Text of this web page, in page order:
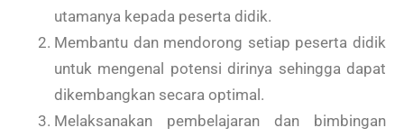
utamanya kepada peserta didik.
Membantu dan mendorong setiap peserta didik
untuk mengenal potensi dirinya sehingga dapat
dikembangkan secara optimal.
Melaksanakan pembelajaran dan bimbingan